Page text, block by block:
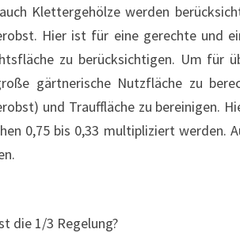
Klettergehölze werden
Hier ist für eine gerechte und
zu berücksichtigen. Um für
gärtnerische Nutzfläche zu
und Trauffläche zu bereinigen.
0,75 bis 0,33 multipliziert werden.
die 1/3 Regelung?